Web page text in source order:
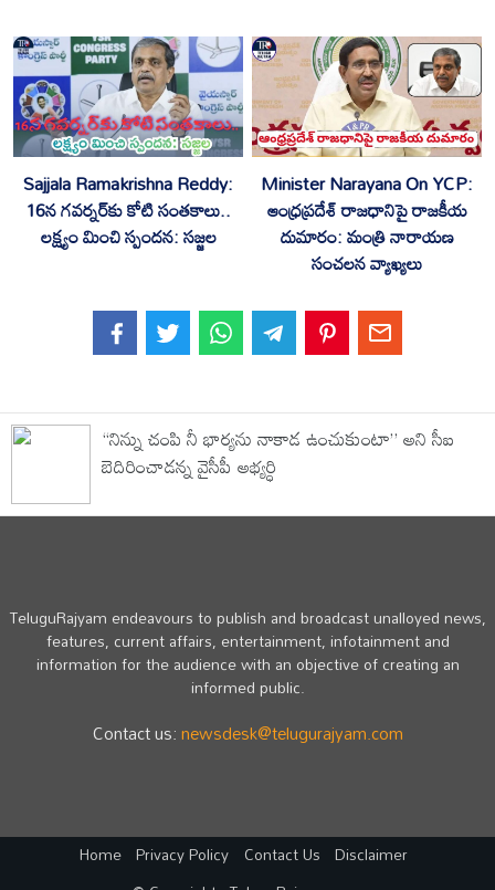
Sajjala Ramakrishna Reddy:
16న గవర్నర్‌కు కోటి సంతకాలు..
లక్ష్యం మించి స్పందన: సజ్జల
Minister Narayana On YCP:
ఆంధ్రప్రదేశ్ రాజధానిపై రాజకీయ
దుమారం: మంత్రి నారాయణ
సంచలన వ్యాఖ్యలు
“నిన్ను చంపి నీ భార్యను నాకాడ ఉంచుకుంటా” అని సీఐ
బెదిరించాడన్న వైసీపీ అభ్యర్ధి
TeluguRajyam endeavours to publish and broadcast unalloyed news,
features, current affairs, entertainment, infotainment and
information for the audience with an objective of creating an
informed public.
Contact us:newsdesk@telugurajyam.com
Home Privacy Policy Contact Us Disclaimer